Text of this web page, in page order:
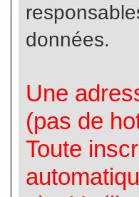
données.
Une
(pas de
Toute